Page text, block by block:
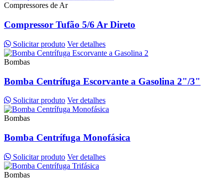
Compressores de Ar
Compressor Tufão 5/6 Ar Direto
Solicitar produto Ver detalhes
Bombas
Bomba Centrífuga Escorvante a Gasolina 2"/3"
Solicitar produto Ver detalhes
Bombas
Bomba Centrífuga Monofásica
Solicitar produto Ver detalhes
Bombas